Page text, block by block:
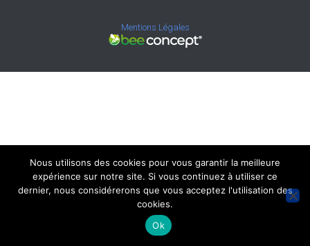
Mentions Légales
Nous utilisons des cookies pour vous garantir la meilleure
expérience sur notre site. Si vous continuez à utiliser ce
dernier, nous considérerons que vous acceptez l'utilisation des
cookies.
Ok